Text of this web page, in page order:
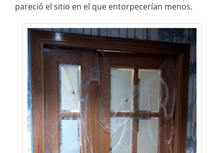
pareció el sitio en el que entorpecerían menos.